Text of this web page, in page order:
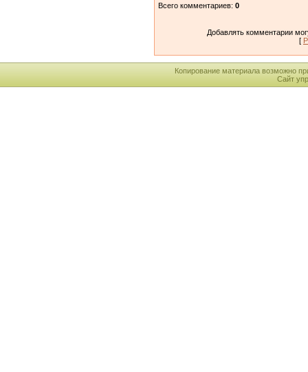
Всего комментариев: 0
Добавлять комментарии
[
Копирование материала возможно
Сайт